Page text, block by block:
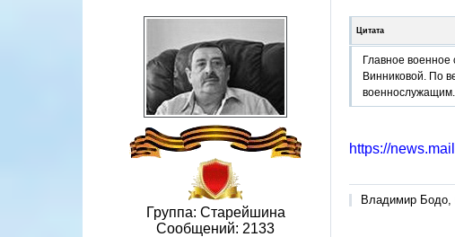
Группа: Старейшина
Сообщений: 2133
Цитата
Главное
Винниковой. По
https://
Владимир Бодо,